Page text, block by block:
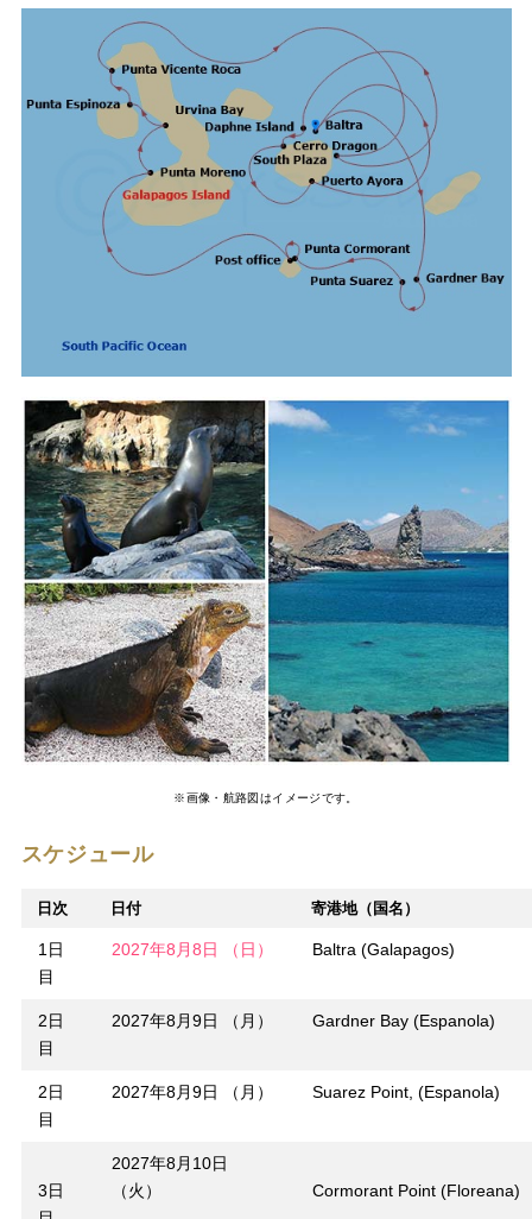
※画像・航路図はイメージです。
スケジュール
日次 日付 寄港地（国名）
1日
目
2027年8月8日 （日） Baltra (Galapagos)
2日
目
2027年8月9日 （月） Gardner Bay (Espanola)
2日
目
2027年8月9日 （月） Suarez Point, (Espanola)
3日
2027年8月10日
（火）
Cormorant Point (Floreana)